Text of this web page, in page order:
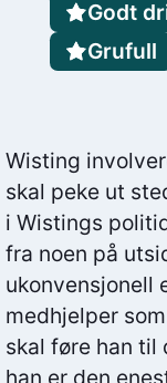
Wisting
skal peke ut
i Wistings
fra noen på
ukonvensjonell
medhjelper
skal føre han til
Godt
Grufull